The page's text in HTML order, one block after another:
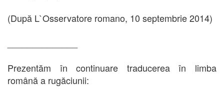
(După L`Osservatore romano, 10 septembrie 2014)
Prezentăm în continuare traducerea în limba
română a rugăciunii: